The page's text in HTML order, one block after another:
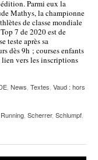
Parmi eux la
Mathys, la championne
de classe mondiale
7 de 2020 est de
teste après sa
dès 9h ; courses enfants
vers les inscriptions
News Textes Vaud : hors
Running Scherrer, Schlumpf